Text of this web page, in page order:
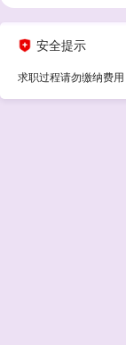
安全提示
求职过程请勿缴纳费